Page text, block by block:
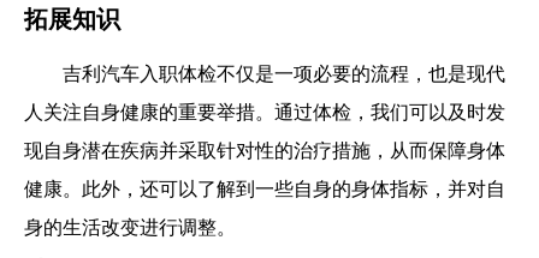
拓展知识
吉利汽车入职体检不仅是一项必要的流程，也是现代
人关注自身健康的重要举措。通过体检，我们可以及时发
现自身潜在疾病并采取针对性的治疗措施，从而保障身体
健康。此外，还可以了解到一些自身的身体指标，并对自
身的生活改变进行调整。